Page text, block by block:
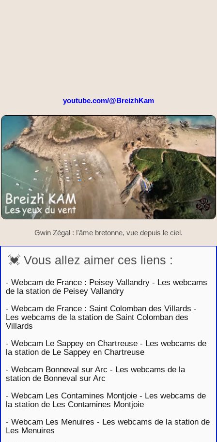
youtube.com/@BreizhKam
Gwin Zégal : l'âme bretonne, vue depuis le ciel.
💓 Vous allez aimer ces liens :
- Webcam de France : Peisey Vallandry - Les webcams
de la station de Peisey Vallandry
- Webcam de France : Saint Colomban des Villards -
Les webcams de la station de Saint Colomban des
Villards
- Webcam Le Sappey en Chartreuse - Les webcams de
la station de Le Sappey en Chartreuse
- Webcam Bonneval sur Arc - Les webcams de la
station de Bonneval sur Arc
- Webcam Les Contamines Montjoie - Les webcams de
la station de Les Contamines Montjoie
- Webcam Les Menuires - Les webcams de la station de
Les Menuires